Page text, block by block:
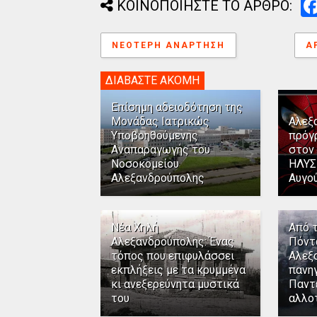
ΚΟΙΝΟΠΟΙΗΣΤΕ ΤΟ ΑΡΘΡΟ:
ΝΕΌΤΕΡΗ ΑΝΆΡΤΗΣΗ
ΔΙΑΒΑΣΤΕ ΑΚΟΜΗ
Επίσημη αδειοδότηση της
Μονάδας Ιατρικώς
Υποβοηθούμενης
Αναπαραγωγής του
Νοσοκομείου
Αλεξανδρούπολης
στον
Νέα Χηλή
Αλεξανδρούπολης: Ένας
τόπος που επιφυλάσσει
εκπλήξεις με τα κρυμμένα
κι ανεξερεύνητα μυστικά
του
Από